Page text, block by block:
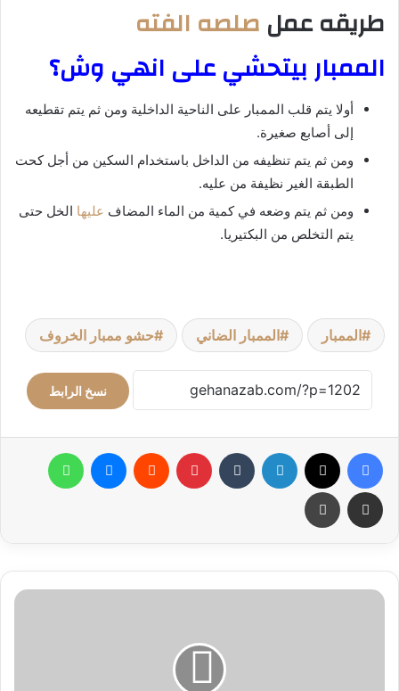
طريقه عمل صلصه الفته
الممبار بيتحشي على انهي وش؟
أولا يتم قلب الممبار على الناحية الداخلية ومن ثم يتم تقطيعه
إلى أصابع صغيرة.
ومن ثم يتم تنظيفه من الداخل باستخدام السكين من أجل كحت
الطبقة الغير نظيفة من عليه.
ومن ثم يتم وضعه في كمية من الماء المضاف عليها الخل حتى
يتم التخلص من البكتيريا.
الممبار الممبار الضاني حشو ممبار الخروف
نسخ الرابط
فيسبوك لينكدإن بينتيريست ماسنجر
مشاركة عبر البريد طباعة
طريقه